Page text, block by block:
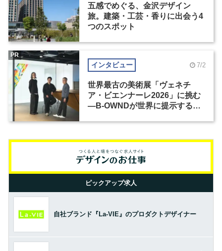
五感でめぐる、金沢デザイン
旅。建築・工芸・香りに出会う4
つのスポット
インタビュー 7/2
世界最古の美術展「ヴェネチ
ア・ビエンナーレ2026」に挑む
―B-OWNDが世界に提示する美
PR
ピックアップ求人
自社ブランド『La-VIE』のプロダクトデザイナー